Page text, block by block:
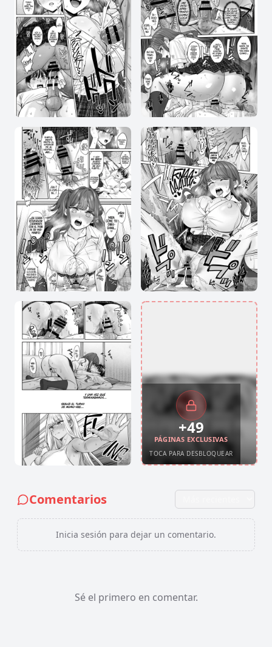
+49
PÁGINAS EXCLUSIVAS
TOCA PARA DESBLOQUEAR
Comentarios
Inicia sesión para dejar un comentario.
Sé el primero en comentar.